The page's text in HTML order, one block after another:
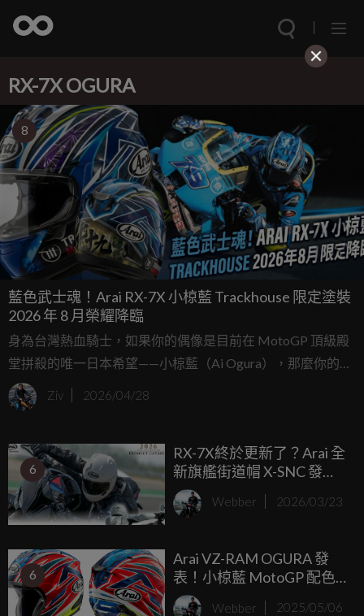
RX-7X OGURA
8
藍色武士魂！Arai RX-7X 小椋藍 Trackhouse 限定塗裝
2026 年 8 月榮耀降臨
身為台灣熱血騎士，如果你的偶像是目前在 MotoGP 頂級殿
堂拼殺的唯一日本希望——小椋藍（Ai Ogura），那麼你的錢
包可能又要面臨一場嚴峻的考驗了。Arai 近日正式發表了以
旗艦帽款 RX-7X 為基礎的全新限定版「RX-7X OGURA
年日本大獎賽（Japanese GP）所配戴的特殊紀念塗裝，完整
將這位天才車手的「和風」信仰完美移植。
Ziv 2026/04/28
6
RX-7X終於更新了？Arai 全
新旗艦街道帽 X-SNC 發
表，比 RX-7X 更輕更通風
Webber 2026/03/23
6
Arai VZ-RAM OGURA 發
表！小椋藍 MotoGP 配色
首度登上 3/4 安全帽
Webber 2025/05/06